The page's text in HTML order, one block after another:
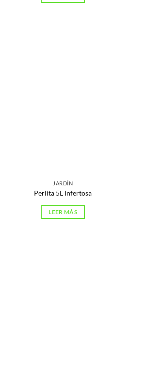
JARDÍN
Perlita 5L Infertosa
LEER MÁS